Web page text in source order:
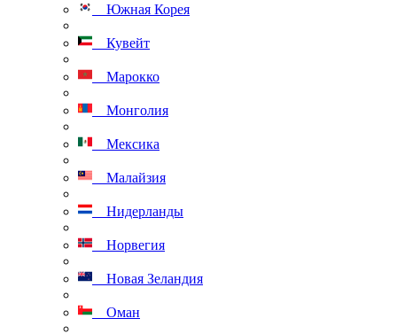
Южная Корея
Кувейт
Марокко
Монголия
Мексика
Малайзия
Нидерланды
Норвегия
Новая Зеландия
Оман